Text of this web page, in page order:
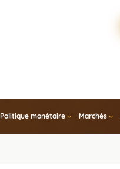
Politique monétaire Marchés